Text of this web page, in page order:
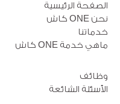
الصفحة الرئيسية
نحن ONE كاش
خدماتنا
ماهي خدمة ONE كاش
وظائف
الأسئلة الشائعة